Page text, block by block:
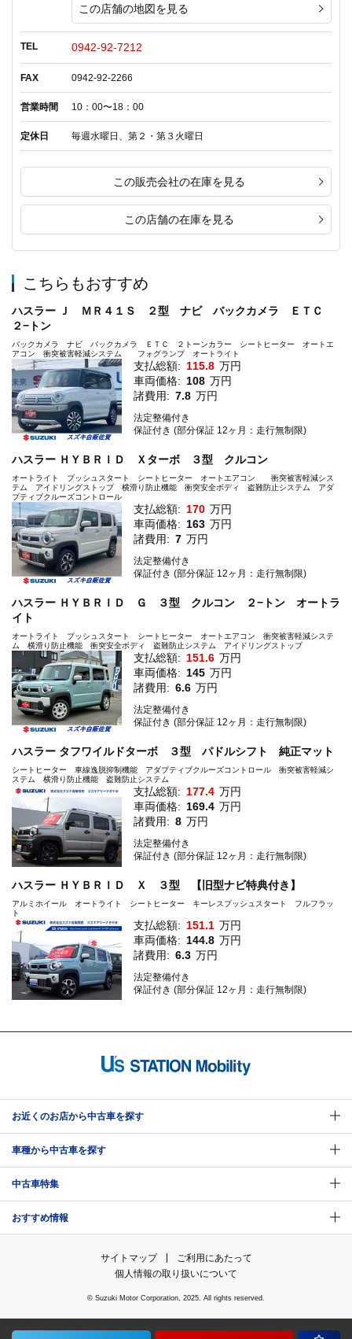
この店舗の地図を見る
TEL 0942-92-7212
FAX 0942-92-2266
営業時間 10：00〜18：00
定休日 毎週水曜日、第２・第３火曜日
この販売会社の在庫を見る
この店舗の在庫を見る
こちらもおすすめ
ハスラー Ｊ ＭＲ４１Ｓ ２型 ナビ バックカメラ ＥＴＣ
２−トン
バックカメラ ナビ バックカメラ ＥＴＣ ２トーンカラー シートヒーター オートエ
アコン 衝突被害軽減システム フォグランプ オートライト
支払総額: 115.8 万円
車両価格: 108 万円
諸費用: 7.8 万円
法定整備付き
保証付き (部分保証 12ヶ月：走行無制限)
ハスラー ＨＹＢＲＩＤ Ｘターボ ３型 クルコン
オートライト プッシュスタート シートヒーター オートエアコン 衝突被害軽減シス
テム アイドリングストップ 横滑り防止機能 衝突安全ボディ 盗難防止システム アダ
プティブクルーズコントロール
支払総額: 170 万円
車両価格: 163 万円
諸費用: 7 万円
法定整備付き
保証付き (部分保証 12ヶ月：走行無制限)
ハスラー ＨＹＢＲＩＤ Ｇ ３型 クルコン ２−トン オートラ
イト
オートライト プッシュスタート シートヒーター オートエアコン 衝突被害軽減システ
ム 横滑り防止機能 衝突安全ボディ 盗難防止システム アイドリングストップ
支払総額: 151.6 万円
車両価格: 145 万円
諸費用: 6.6 万円
法定整備付き
保証付き (部分保証 12ヶ月：走行無制限)
ハスラー タフワイルドターボ ３型 パドルシフト 純正マット
シートヒーター 車線逸脱抑制機能 アダプティブクルーズコントロール 衝突被害軽減シ
ステム 横滑り防止機能 盗難防止システム
支払総額: 177.4 万円
車両価格: 169.4 万円
諸費用: 8 万円
法定整備付き
保証付き (部分保証 12ヶ月：走行無制限)
ハスラー ＨＹＢＲＩＤ Ｘ ３型 【旧型ナビ特典付き】
アルミホイール オートライト シートヒーター キーレスプッシュスタート フルフラッ
ト
支払総額: 151.1 万円
車両価格: 144.8 万円
諸費用: 6.3 万円
法定整備付き
保証付き (部分保証 12ヶ月：走行無制限)
お近くのお店から中古車を探す
車種から中古車を探す
中古車特集
おすすめ情報
サイトマップ
ご利用にあたって
個人情報の取り扱いについて
© Suzuki Motor Corporation, 2025. All rights reserved.